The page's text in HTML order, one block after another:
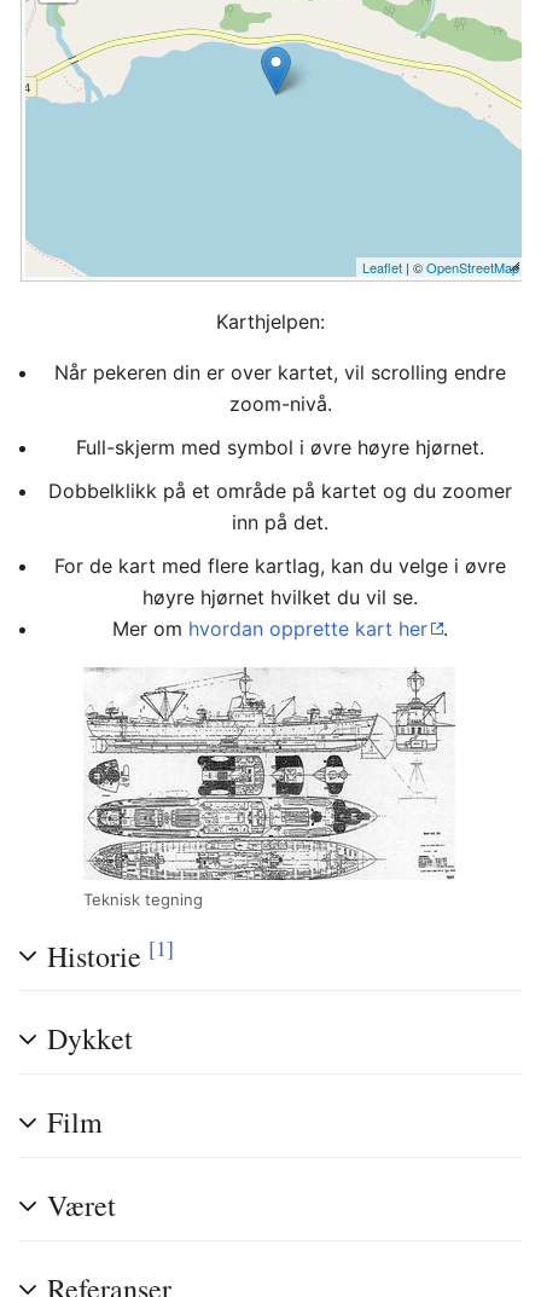
Leaflet | ©OpenStreetMap
Karthjelpen:
Når pekeren din er over kartet, vil scrolling endre
zoom-nivå.
Full-skjerm med symbol i øvre høyre hjørnet.
Dobbelklikk på et område på kartet og du zoomer
inn på det.
For de kart med flere kartlag, kan du velge i øvre
høyre hjørnet hvilket du vil se.
Mer om hvordan opprette kart her .
Teknisk tegning
Historie [1]
Dykket
Film
Været
Referanser